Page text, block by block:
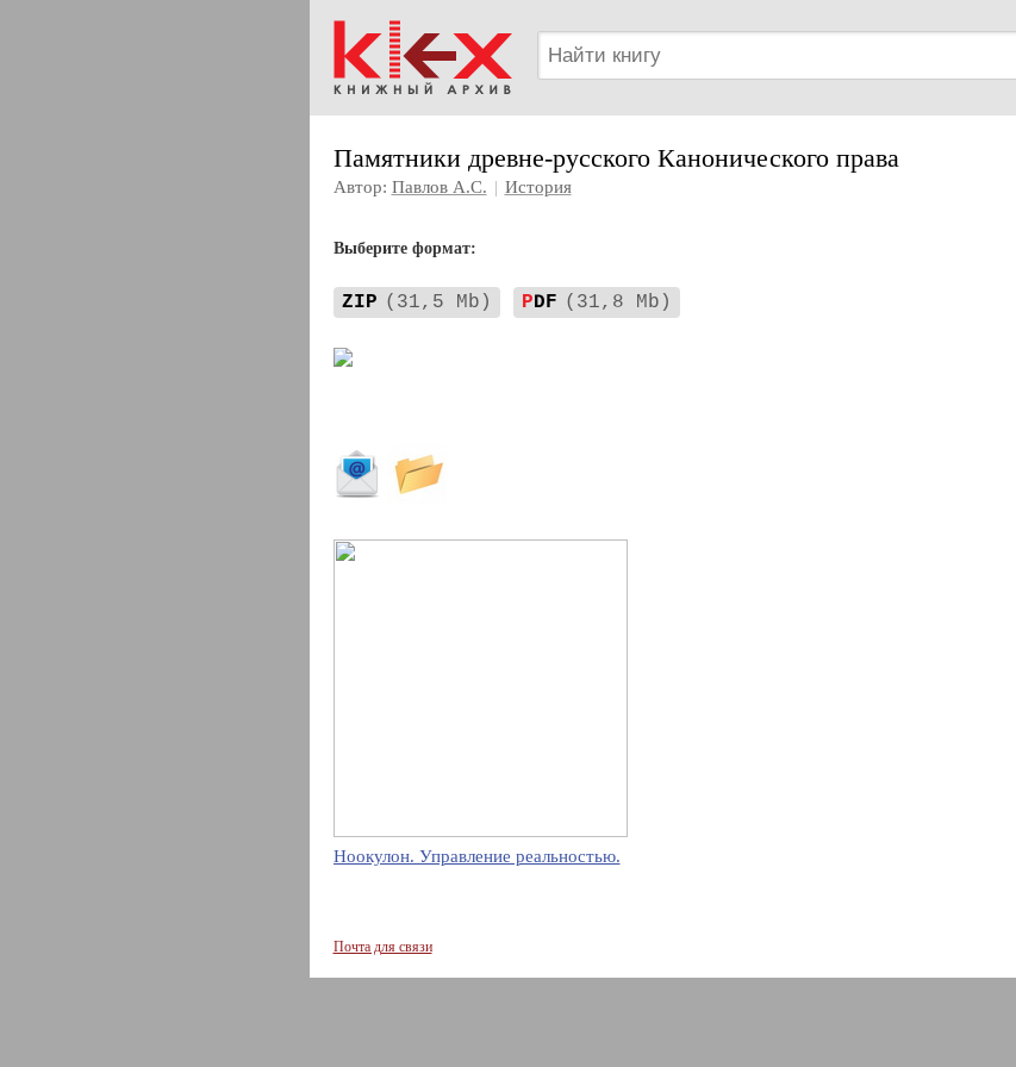
Памятники древне-русского Канонического права
Автор: Павлов А.С. | История
Выберите формат:
ZIP (31,5 Mb) PDF (31,8 Mb)
Ноокулон. Управление реальностью.
Почта для связи